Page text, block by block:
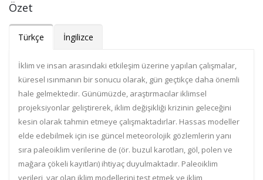
Özet
Türkçe İngilizce
İklim ve insan arasındaki etkileşim üzerine yapılan çalışmalar,
küresel ısınmanın bir sonucu olarak, gün geçtikçe daha önemli
hale gelmektedir. Günümüzde, araştırmacılar iklimsel
projeksiyonlar geliştirerek, iklim değişikliği krizinin geleceğini
kesin olarak tahmin etmeye çalışmaktadırlar. Hassas modeller
elde edebilmek için ise güncel meteorolojik gözlemlerin yanı
sıra paleoiklim verilerine de (ör. buzul karotları, göl, polen ve
mağara çökeli kayıtları) ihtiyaç duyulmaktadır. Paleoiklim
verileri, var olan iklim modellerini test etmek ve iklim